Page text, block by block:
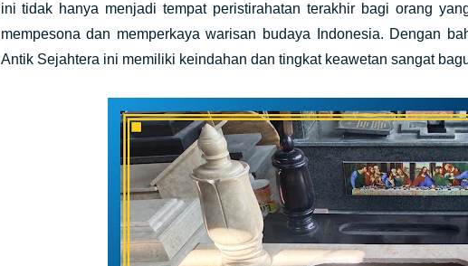
ini tidak hanya menjadi tempat peristirahatan terakhir bagi orang
mempesona dan memperkaya warisan budaya Indonesia. Dengan
Antik Sejahtera ini memiliki keindahan dan tingkat keawetan sangat